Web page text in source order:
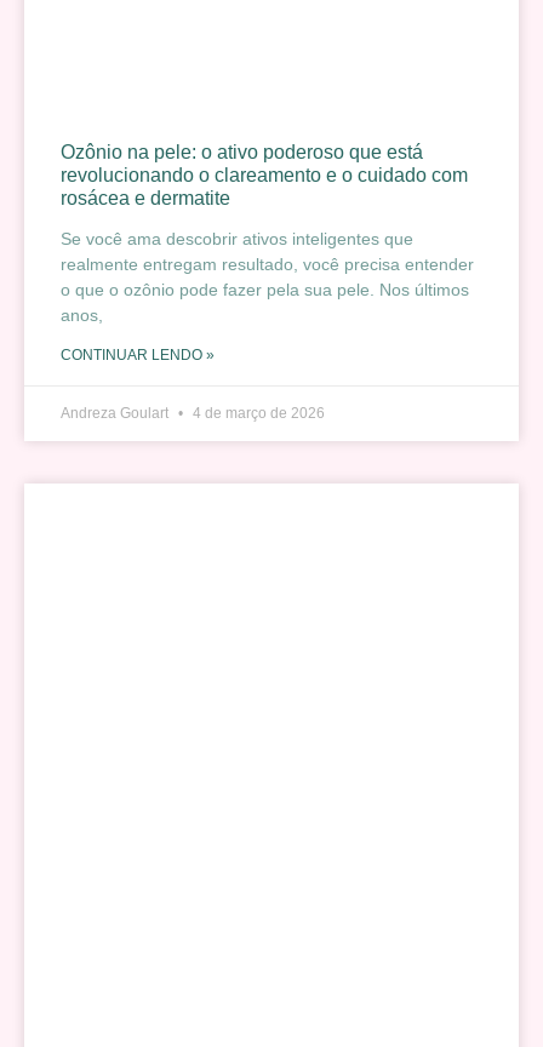
Ozônio na pele: o ativo poderoso que está
revolucionando o clareamento e o cuidado com
rosácea e dermatite
Se você ama descobrir ativos inteligentes que
realmente entregam resultado, você precisa entender
o que o ozônio pode fazer pela sua pele. Nos últimos
anos,
CONTINUAR LENDO »
Andreza Goulart 4 de março de 2026